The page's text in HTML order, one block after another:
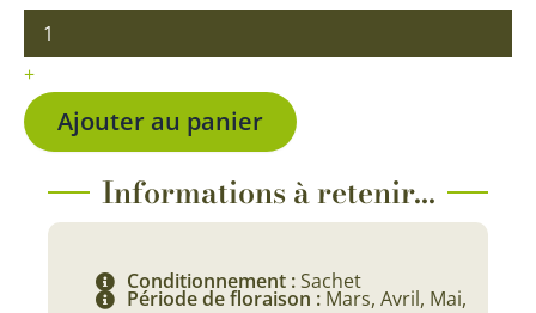
Des
Alpes
bleu
+
Ajouter au panier
Informations à retenir...
Conditionnement :Sachet
Période de floraison : Mars, Avril, Mai,